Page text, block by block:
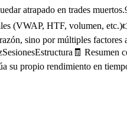
atrapado en trades
(VWAP, HTF, volumen,
sino por múltiples
Resumen
su propio rendimiento en